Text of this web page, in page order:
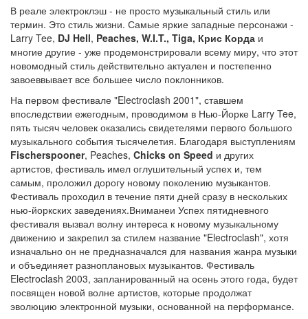
В реале электроклэш - не просто музыкальный стиль или
термин. Это стиль жизни. Самые яркие западные персонажи -
Larry Tee, DJ Hell, Peaches, W.I.T., Tiga, Крис Корда и
многие другие - уже продемонстрировали всему миру, что этот
новомодный стиль действительно актуален и постепенно
завоеввывает все большее число поклонников.
На первом фестивале "Electroclash 2001", ставшем
впоследствии ежегодным, проводимом в Нью-Йорке Larry Tee,
пять тысяч человек оказались свидетелями первого большого
музыкального события тысячелетия. Благодаря выступлениям
Fischerspooner, Peaches, Chicks on Speed и других
артистов, фестиваль имел оглушительный успех и, тем
самым, проложил дорогу новому поколению музыкантов.
Фестиваль проходил в течение пяти дней сразу в нескольких
нью-йоркских заведениях.Вниманеи Успех пятидневного
фестиваля вызвал волну интереса к новому музыкальному
движению и закрепил за стилем название "Electroclash", хотя
изначально он не предназначался для названия жанра музыки
и объединяет разноплановых музыкантов. Фестиваль
Electroclash 2003, запланированный на осень этого года, будет
посвящен новой волне артистов, которые продолжат
эволюцию электронной музыки, основанной на перформансе.